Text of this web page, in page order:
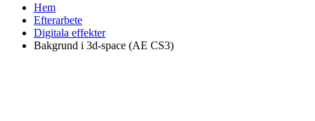
Hem
Efterarbete
Digitala effekter
Bakgrund i 3d-space (AE CS3)